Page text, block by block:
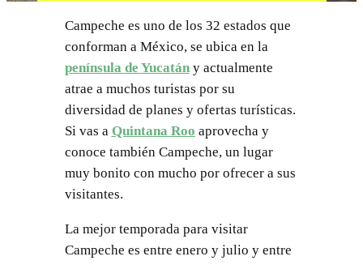
Campeche es uno de los 32 estados que
conforman a México, se ubica en la
península de Yucatány actualmente
atrae a muchos turistas por su
diversidad de planes y ofertas turísticas.
Si vas a Quintana Roo aprovecha y
conoce también Campeche, un lugar
muy bonito con mucho por ofrecer a sus
visitantes.
La mejor temporada para visitar
Campeche es entre enero y julio y entre